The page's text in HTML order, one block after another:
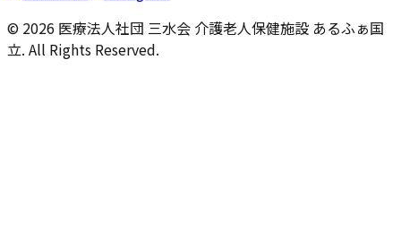
© 2026 医療法人社団 三水会 介護老人保健施設 あるふぁ国
立. All Rights Reserved.